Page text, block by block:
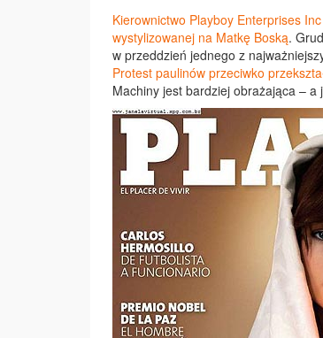
Kierownictwo Playboy Enterprises
wystylizowanej na Matkę Boską.
w przeddzień jednego z
Protest paulinów przeciwko
Machiny jest bardziej obrażająca – a